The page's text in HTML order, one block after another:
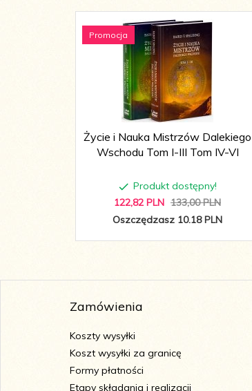
Promocja
Życie i Nauka Mistrzów Dalekiego
Wschodu Tom I-III Tom IV-VI
Produkt dostępny!
122,82 PLN 133,00 PLN
Oszczędzasz 10.18 PLN
Zamówienia
Koszty wysyłki
Koszt wysyłki za granicę
Formy płatności
Etapy składania i realizacji